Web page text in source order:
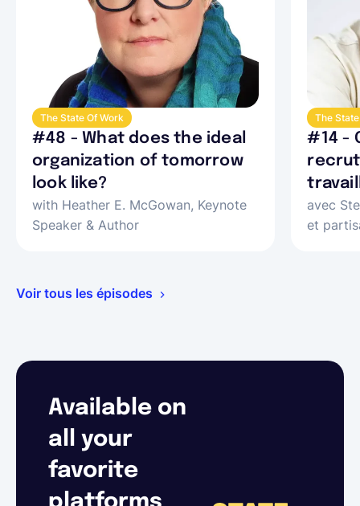
The State Of Work
#48 - What does the ideal
organization of tomorrow
look like?
with Heather E. McGowan, Keynote
Speaker & Author
The
#14 -
avec
et
Voir tous les épisodes
Available on
all your
favorite